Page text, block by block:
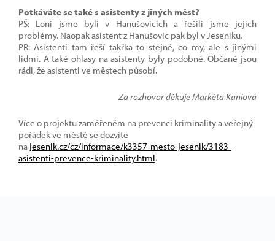
Potkáváte se také s asistenty z jiných měst?
PŠ: Loni jsme byli v Hanušovicích a řešili jsme jejich
problémy. Naopak asistent z Hanušovic pak byl v Jeseníku.
PR: Asistenti tam řeší takřka to stejné, co my, ale s jinými
lidmi. A také ohlasy na asistenty byly podobné. Občané jsou
rádi, že asistenti ve městech působí.
Za rozhovor děkuje Markéta Kaniová
Více o projektuzaměřeném na prevenci kriminality a veřejný
pořádek ve městě se dozvíte
na jesenik.cz/cz/informace/k3357-mesto-jesenik/3183-
asistenti-prevence-kriminality.html.